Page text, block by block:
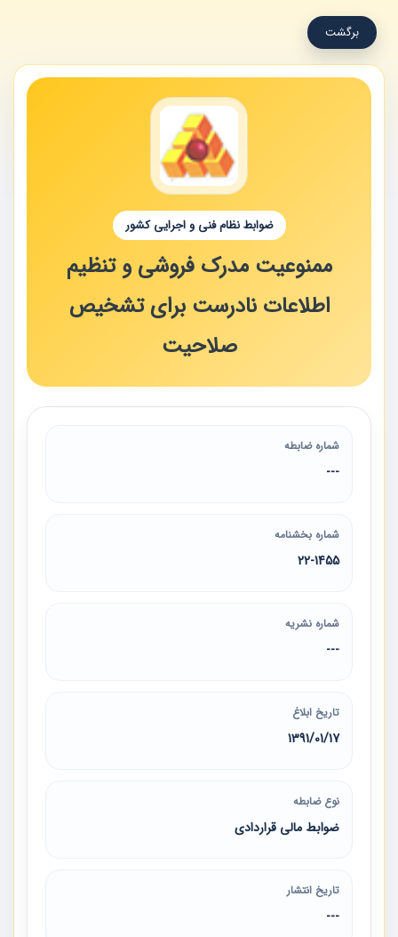
برگشت
ضوابط نظام فنی و اجرایی کشور
ممنوعیت مدرک فروشی و تنظیم
اطلاعات نادرست برای تشخیص
صلاحیت
شماره ضابطه
---
شماره بخشنامه
22-1455
شماره نشریه
---
تاریخ ابلاغ
1391/01/17
نوع ضابطه
ضوابط مالی قراردادی
تاریخ انتشار
---